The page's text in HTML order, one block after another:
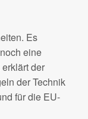
Es
eine
der
der Technik
für die EU-